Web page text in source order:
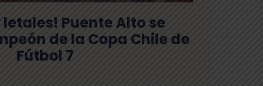
letales! Puente Alto se
de la Copa Chile de
Fútbol 7